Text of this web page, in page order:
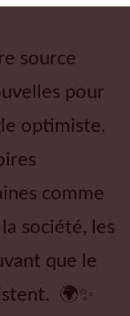
source
pour
optimiste.
comme
société, les
que le
🌍✨